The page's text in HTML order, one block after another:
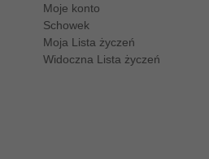
Moje konto
Schowek
Moja Lista życzeń
Widoczna Lista życzeń